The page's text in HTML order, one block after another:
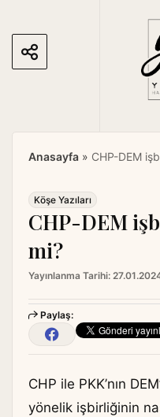
Anasayfa » CHP-DEM
Köşe Yazıları
CHP-DEM
mi?
Yayınlanma Tarihi:
Paylaş:
CHP ile PKK’nın
yönelik işbirliğinin